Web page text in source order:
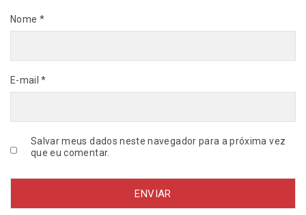
5
D
,
7
5
T
A
K
O
u
Nome *
E-mail*
Salvar meus dados neste navegador para a próxima vez
que eu comentar.